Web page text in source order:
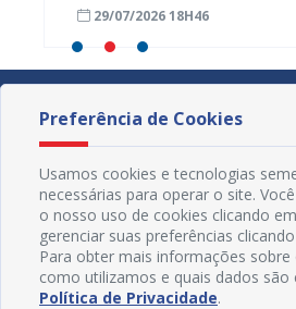
29/07/2026 18H46
Preferência de Cookies
Usamos cookies e tecnologias
necessárias para operar o site.
o nosso uso de cookies clicando
gerenciar suas preferências
Para obter mais informações
como utilizamos e quais dados são
Política de Privacidade.